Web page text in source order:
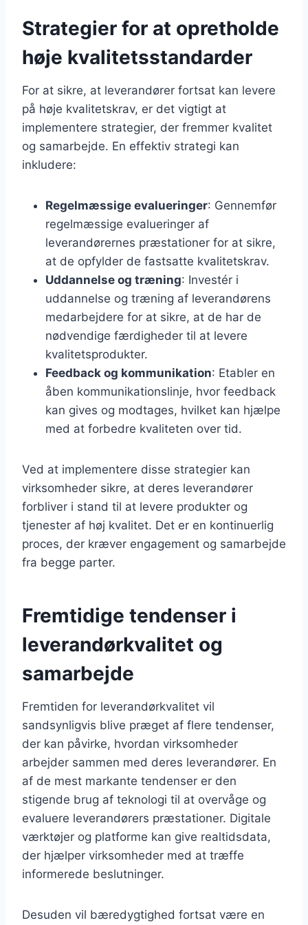
Strategier for at opretholde
høje kvalitetsstandarder
For at sikre, at leverandører fortsat kan levere
på høje kvalitetskrav, er det vigtigt at
implementere strategier, der fremmer kvalitet
og samarbejde. En effektiv strategi kan
inkludere:
Regelmæssige evalueringer: Gennemfør
regelmæssige evalueringer af
leverandørernes præstationer for at sikre,
at de opfylder de fastsatte kvalitetskrav.
Uddannelse og træning: Investér i
uddannelse og træning af leverandørens
medarbejdere for at sikre, at de har de
nødvendige færdigheder til at levere
kvalitetsprodukter.
Feedback og kommunikation: Etabler en
åben kommunikationslinje, hvor feedback
kan gives og modtages, hvilket kan hjælpe
med at forbedre kvaliteten over tid.
Ved at implementere disse strategier kan
virksomheder sikre, at deres leverandører
forbliver i stand til at levere produkter og
tjenester af høj kvalitet. Det er en kontinuerlig
proces, der kræver engagement og samarbejde
fra begge parter.
Fremtidige tendenser i
leverandørkvalitet og
samarbejde
Fremtiden for leverandørkvalitet vil
sandsynligvis blive præget af flere tendenser,
der kan påvirke, hvordan virksomheder
arbejder sammen med deres leverandører. En
af de mest markante tendenser er den
stigende brug af teknologi til at overvåge og
evaluere leverandørers præstationer. Digitale
værktøjer og platforme kan give realtidsdata,
der hjælper virksomheder med at træffe
informerede beslutninger.
Desuden vil bæredygtighed fortsat være en